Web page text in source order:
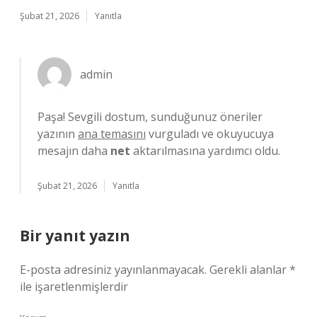
Şubat 21, 2026 Yanıtla
admin
Paşa! Sevgili dostum, sunduğunuz öneriler
yazının ana temasını vurguladı ve okuyucuya
mesajın daha net aktarılmasına yardımcı oldu.
Şubat 21, 2026 Yanıtla
Bir yanıt yazın
E-posta adresiniz yayınlanmayacak. Gerekli alanlar*
ile işaretlenmişlerdir